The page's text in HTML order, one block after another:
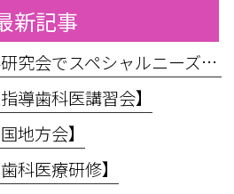
新記事
【船井総研小児歯科研究会でスペシャルニーズ対応のお話をしてきました】
導歯科医講習会】
地方会】
科医療研修】